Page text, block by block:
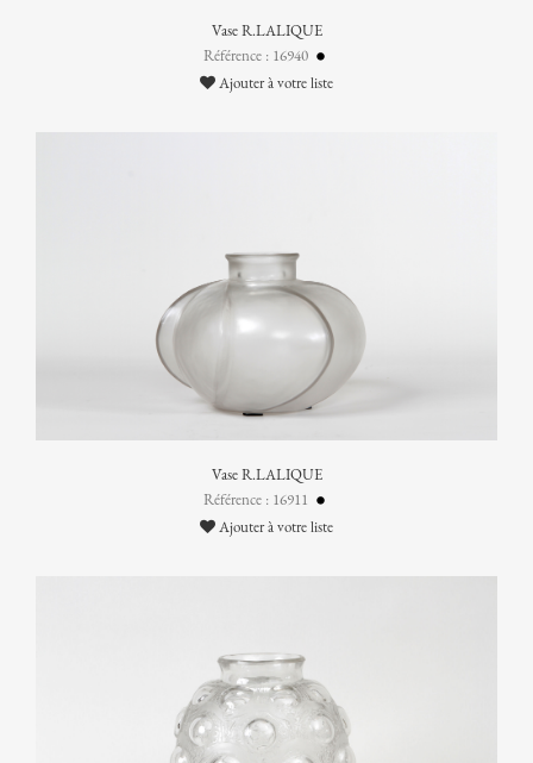
Vase R.LALIQUE
Référence : 16940
Ajouter à votre liste
Vase R.LALIQUE
Référence : 16911
Ajouter à votre liste